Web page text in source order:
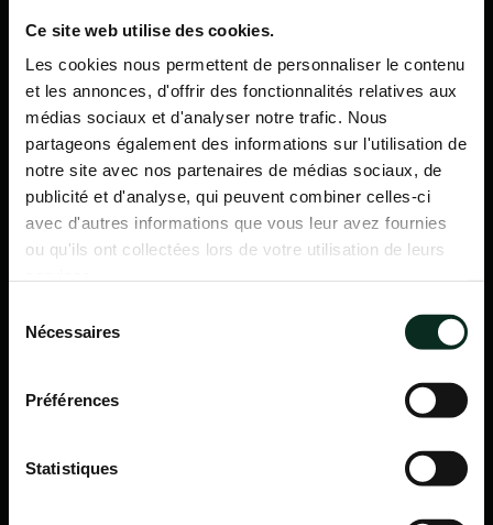
Ce site web utilise des cookies.
Les cookies nous permettent de personnaliser le contenu
et les annonces, d'offrir des fonctionnalités relatives aux
médias sociaux et d'analyser notre trafic. Nous
partageons également des informations sur l'utilisation de
notre site avec nos partenaires de médias sociaux, de
publicité et d'analyse, qui peuvent combiner celles-ci
avec d'autres informations que vous leur avez fournies
ou qu'ils ont collectées lors de votre utilisation de leurs
Nécessaires
Préférences
Statistiques